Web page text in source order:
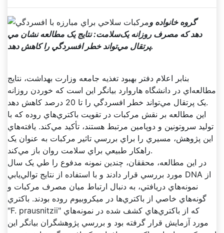
گروه خانواده و
سلامت: نتايج يک مطالعه نشان مي‌‎دهد که مصرف روزانه يک
پرتقال مي‌تواند خطر افسردگي را کاهش دهد.
بنابر اعلام دفتر بهبود تغذيه جامعه وزارت بهداشت، نتايج
مطالعه‌اي در دانشگاه هاروارد بيانگر اين است که خوردن روزانه
يک پرتقال مي‌تواند خطر افسردگي را تا 20 درصد کاهش دهد.
اين مطالعه بر نقش مرکبات در تقويت باکتري‌هاي روده که با
توليد سروتونين و دوپامين مرتبط هستند، تأکيد مي‌کند. يافته‌هاي
اين پژوهش، مسيري را براي بررسي تاثير مرکبات به عنوان يک
راهکار طبيعي براي سلامت روان باز مي‌کند.
در اين مطالعه، محققان، چندين نمونه مدفوع را طي يک سال
مورد بررسي قرار دادند و با استفاده از نتايج توالي‌يابي DNA از
نمونه‌هاي دريافتي، به دنبال ارتباط ميان مصرف مرکبات و
گونه‌هاي خاصي از باکتري‌ها در ميکروبيوم روده بودند. باکتري
"F. prausnitzii" که از باکتري‌هاي کشف شده در نمونه‌هاي
مورد آزمايش قرار گرفته بود و بررسي پژوهشگران بيانگر اين